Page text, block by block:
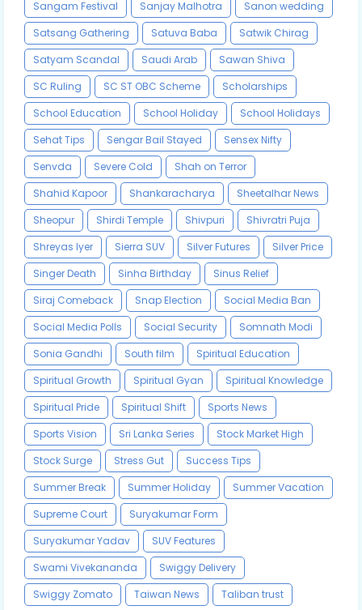
Sangam Festival
Sanjay Malhotra
Sanon wedding
Satsang Gathering
Satuva Baba
Satwik Chirag
Satyam Scandal
Saudi Arab
Sawan Shiva
SC Ruling
SC ST OBC Scheme
Scholarships
School Education
School Holiday
School Holidays
Sehat Tips
Sengar Bail Stayed
Sensex Nifty
Senvda
Severe Cold
Shah on Terror
Shahid Kapoor
Shankaracharya
Sheetalhar News
Sheopur
Shirdi Temple Shivpuri
Shivratri Puja
Shreyas Iyer
Sierra SUV Silver Futures
Silver Price
Singer Death
Sinha Birthday
Sinus Relief
Siraj Comeback
Snap Election
Social Media Ban
Social Media Polls
Social Security
Somnath Modi
Sonia Gandhi
South film
Spiritual Education
Spiritual Growth
Spiritual Gyan
Spiritual Knowledge
Spiritual Pride
Spiritual Shift
Sports News
Sports Vision
Sri Lanka Series
Stock Market High
Stock Surge
Stress Gut
Success Tips
Summer Break
Summer Holiday
Summer Vacation
Supreme Court
Suryakumar Form
Suryakumar Yadav
SUV Features
Swami Vivekananda
Swiggy Delivery
Swiggy Zomato
Taiwan News
Taliban trust